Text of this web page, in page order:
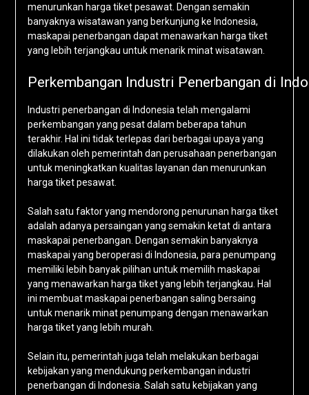
menurunkan harga tiket pesawat. Dengan semakin
banyaknya wisatawan yang berkunjung ke Indonesia,
maskapai penerbangan dapat menawarkan harga tiket
yang lebih terjangkau untuk menarik minat wisatawan.
Perkembangan Industri Penerbangan di
Industri penerbangan di Indonesia telah mengalami
perkembangan yang pesat dalam beberapa tahun
terakhir. Hal ini tidak terlepas dari berbagai upaya yang
dilakukan oleh pemerintah dan perusahaan penerbangan
untuk meningkatkan kualitas layanan dan menurunkan
harga tiket pesawat.
Salah satu faktor yang mendorong penurunan harga tiket
adalah adanya persaingan yang semakin ketat di antara
maskapai penerbangan. Dengan semakin banyaknya
maskapai yang beroperasi di Indonesia, para penumpang
memiliki lebih banyak pilihan untuk memilih maskapai
yang menawarkan harga tiket yang lebih terjangkau. Hal
ini membuat maskapai penerbangan saling bersaing
untuk menarik minat penumpang dengan menawarkan
harga tiket yang lebih murah.
Selain itu, pemerintah juga telah melakukan berbagai
kebijakan yang mendukung perkembangan industri
penerbangan di Indonesia. Salah satu kebijakan yang